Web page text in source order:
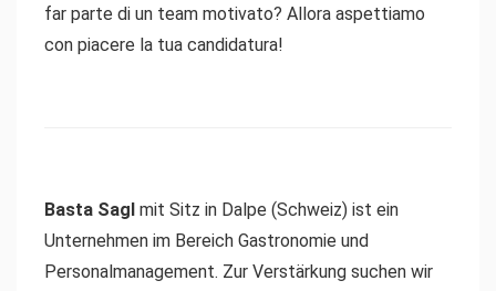
far parte di un team motivato? Allora aspettiamo
con piacere la tua candidatura!
Basta Sagl mit Sitz in Dalpe (Schweiz) ist ein
Unternehmen im Bereich Gastronomie und
Personalmanagement. Zur Verstärkung suchen wir